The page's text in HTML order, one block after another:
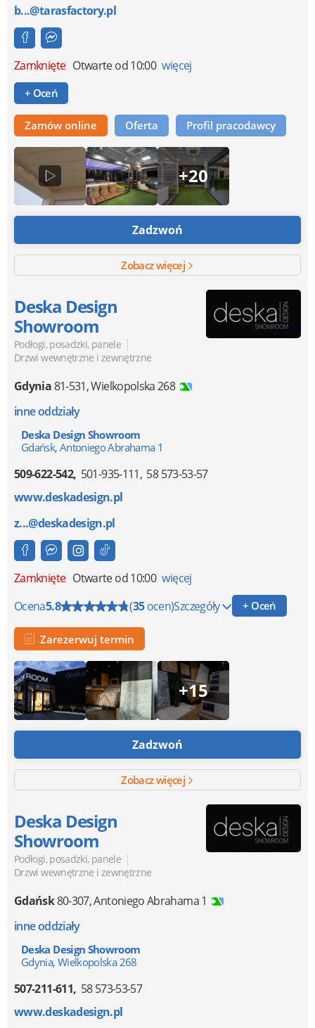
b...@tarasfactory.pl
Zamknięte Otwarte od 10:00 więcej
+ Oceń
Zamów online Oferta Profil pracodawcy
+20
Zadzwoń
Zobacz więcej
Deska Design
Showroom
Podłogi, posadzki, panele |
Drzwi wewnętrzne i zewnętrzne
Gdynia81-531,Wielkopolska 268
inne oddziały
Deska Design Showroom
Gdańsk, Antoniego Abrahama 1
509-622-542 501-935-111 58 573-53-57
www.deskadesign.pl
z...@deskadesign.pl
Zamknięte Otwarte od 10:00 więcej
Ocena5.8 (35ocen)Szczegóły + Oceń
Zarezerwuj termin
+15
Zadzwoń
Zobacz więcej
Deska Design
Showroom
Podłogi, posadzki, panele |
Drzwi wewnętrzne i zewnętrzne
Gdańsk80-307,Antoniego Abrahama 1
inne oddziały
Deska Design Showroom
Gdynia, Wielkopolska 268
507-211-611 58 573-53-57
www.deskadesign.pl